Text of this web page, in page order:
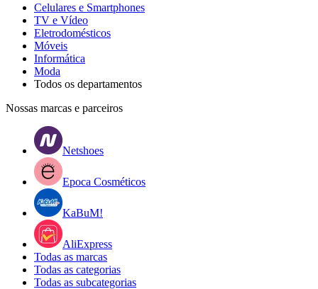
Celulares e Smartphones
TV e Vídeo
Eletrodomésticos
Móveis
Informática
Moda
Todos os departamentos
Nossas marcas e parceiros
Netshoes
Epoca Cosméticos
KaBuM!
AliExpress
Todas as marcas
Todas as categorias
Todas as subcategorias